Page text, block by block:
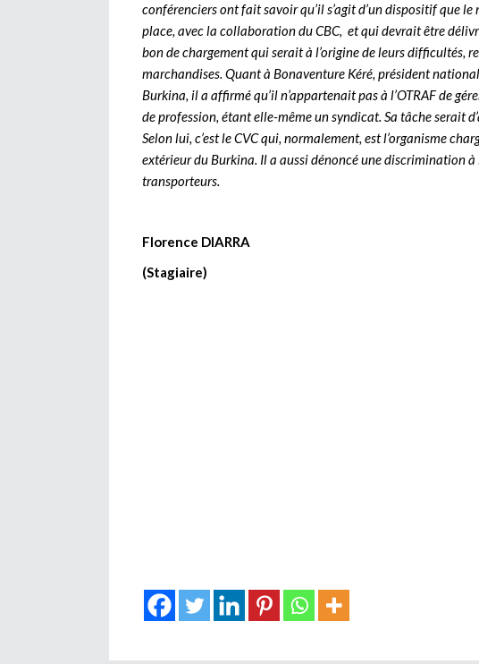
conférenciers ont fait savoir qu’il s’agit d’un dispositif que
place, avec la collaboration du CBC, et qui devrait être
bon de chargement qui serait à l’origine de leurs
marchandises. Quant à Bonaventure Kéré, président
Burkina, il a affirmé qu’il n’appartenait pas à l’OTRAF de
de profession, étant elle-même un syndicat. Sa tâche serait
Selon lui, c’est le CVC qui, normalement, est l’organisme
extérieur du Burkina. Il a aussi dénoncé une discrimination à
transporteurs.
Florence DIARRA
(Stagiaire)